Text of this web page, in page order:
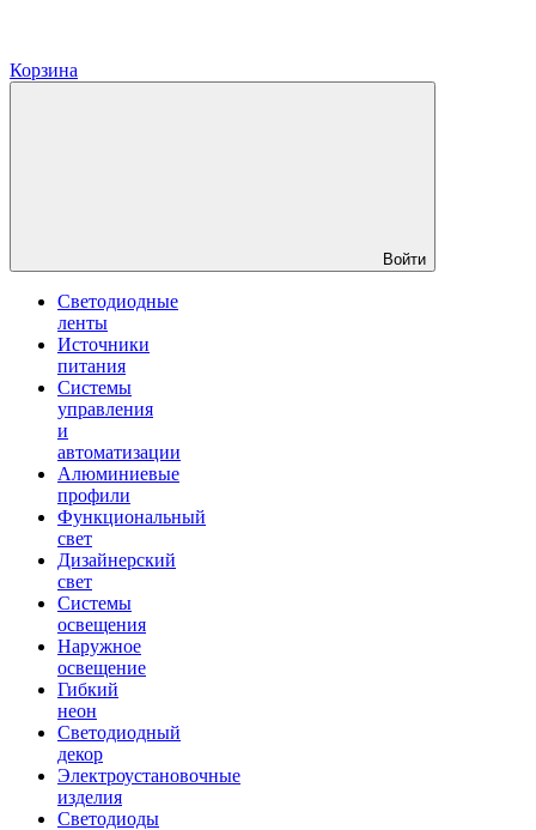
Корзина
Войти
Светодиодные
ленты
Источники
питания
Системы
управления
и
автоматизации
Алюминиевые
профили
Функциональный
свет
Дизайнерский
свет
Системы
освещения
Наружное
освещение
Гибкий
неон
Светодиодный
декор
Электроустановочные
изделия
Светодиоды